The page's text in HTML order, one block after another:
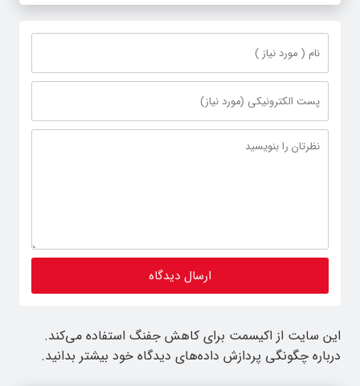
این سایت از اکیسمت برای کاهش جفنگ استفاده می‌کند.
درباره چگونگی پردازش داده‌های دیدگاه خود بیشتر بدانید.